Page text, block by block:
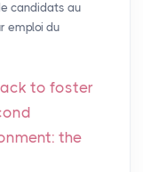
candidats au
emploi du
to foster
the